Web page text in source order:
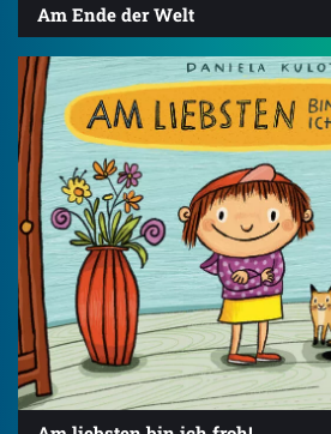
Am Ende der Welt